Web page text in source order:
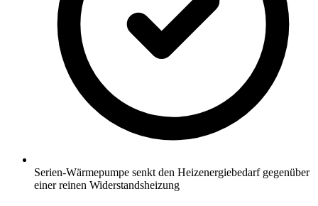
Serien-Wärmepumpe senkt den Heizenergiebedarf gegenüber
einer reinen Widerstandsheizung